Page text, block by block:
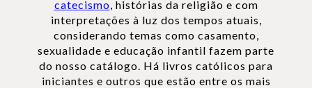
catecismo, histórias da religião e com
interpretações à luz dos tempos atuais,
considerando temas como casamento,
sexualidade e educação infantil fazem parte
do nosso catálogo. Há livros católicos para
iniciantes e outros que estão entre os mais